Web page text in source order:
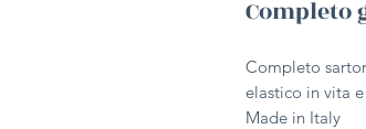
Completo
Completo
elastico in vita
Made in Italy